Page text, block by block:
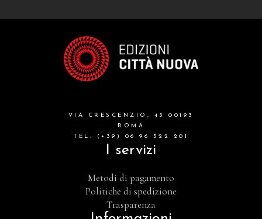
VIA CRESCENZIO, 43 00193
ROMA
TEL. (+39) 06 96 522 201
I servizi
Metodi di pagamento
Politiche di spedizione
Trasparenza